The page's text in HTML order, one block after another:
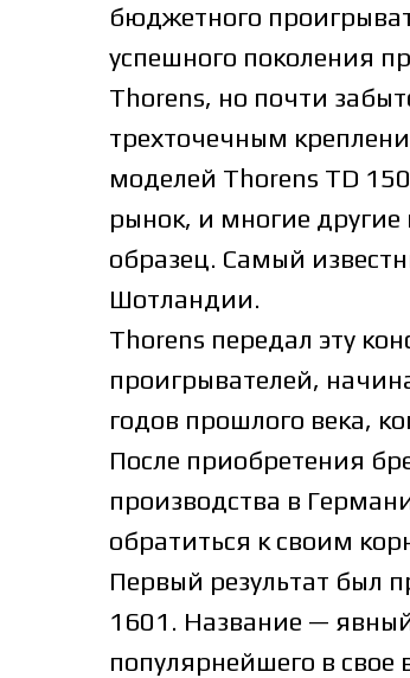
бюджетного
успешного поколения
Thorens, но почти
трехточечным
моделей Thorens TD
рынок, и многие другие
образец. Самый
Шотландии.
Thorens передал эту
проигрывателей,
годов прошлого века,
После приобретения
производства в
обратиться к своим
Первый результат был
1601. Название —
популярнейшего в